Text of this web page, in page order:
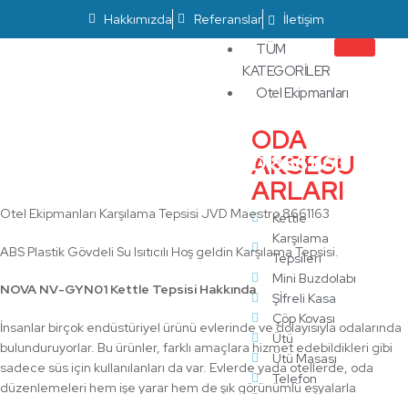
Hakkımızda Referanslar İletişim
TÜM
KATEGORİLER
Otel Ekipmanları
ODA
AKSESU
ARLARI
Kettle
Karşılama
Tepsileri
Mini Buzdolabı
Şİfreli Kasa
Çöp Kovası
Ütü
Ütü Masası
Telefon
Karşılama Tepsisi JVD 8661163
Otel Ekipmanları Karşılama Tepsisi JVD Maestro 8661163
ABS Plastik Gövdeli Su Isıtıcılı Hoş geldin Karşılama Tepsisi.
NOVA NV-GYN01 Kettle Tepsisi Hakkında
İnsanlar birçok endüstüriyel ürünü evlerinde ve dolayısıyla odalarında
bulunduruyorlar. Bu ürünler, farklı amaçlara hizmet edebildikleri gibi
sadece süs için kullanılanları da var. Evlerde yada otellerde, oda
düzenlemeleri hem işe yarar hem de şık görünümlü eşyalarla